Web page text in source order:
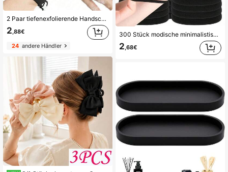
2 Paar tiefenexfolierende Handschuhe, glatt & strahlend - Körperpeeling Bad & Dusche - reinigt & entfernt abgestorbene Haut - sanft effektiv exfolierende Handschuhe, koreanische exfolierende Handschuhe, entfernt sichtbar abgestorbene Haut, hergestellt aus 100% Viskosefaser (2/1 Stück)
2,88€
24andere Händler
300 Stück modische minimalistische Haargummis mit hoher Elastizität und Dicke, geeignet für den täglichen Gebrauch und als Geschenk. Können als Haargummis, Pferdeschwanz-Bänder, Stirnbänder und Sport-Stirnbänder verwendet werden. Geeignet für Frauen und Mädchen, können lange Haare perfekt fixieren. Auch für Teenager geeignet. | Modische Haargummi-Serie | langanhaltend Haargummis, 300/200/100/50/1 Stück optional, Herbstdekoration, Schlafzimmerdekoration, Weihnachtsdekoration, Halloween-Dekoration, Haushaltsartikel, Halloween-Heimdekoration, Badezimmerdekoration, Reiseessentials, Geburtstagsgeschenk für Frauen
2,68€